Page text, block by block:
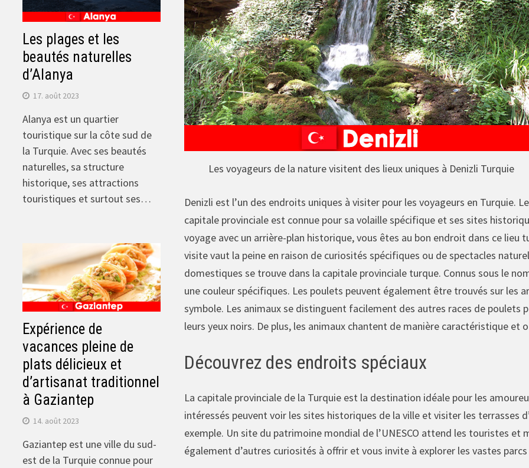
Les voyageurs de la nature visitent des lieux uniques à Denizli Turquie
Denizli est l’un des endroits uniques à visiter pour les voyageurs en Turquie.
capitale provinciale est connue pour sa volaille spécifique et ses sites
voyage avec un arrière-plan historique, vous êtes au bon endroit dans ce lieu
visite vaut la peine en raison de curiosités spécifiques ou de spectacles
domestiques se trouve dans la capitale provinciale turque. Connus sous le
une couleur spécifiques. Les poulets peuvent également être trouvés sur les
symbole. Les animaux se distinguent facilement des autres races de poulets
leurs yeux noirs. De plus, les animaux chantent de manière caractéristique et
Découvrez des endroits spéciaux
La capitale provinciale de la Turquie est la destination idéale pour les
intéressés peuvent voir les sites historiques de la ville et visiter les terrasses
exemple. Un site du patrimoine mondial de l’UNESCO attend les touristes et
également d’autres curiosités à offrir et vous invite à explorer les vastes
Les plages et les
beautés naturelles
d’Alanya
17. août 2023
Alanya est un quartier
touristique sur la côte sud de
la Turquie. Avec ses beautés
naturelles, sa structure
historique, ses attractions
touristiques et surtout ses…
Expérience de
vacances pleine de
plats délicieux et
d’artisanat traditionnel
à Gaziantep
14. août 2023
Gaziantep est une ville du sud-
est de la Turquie connue pour